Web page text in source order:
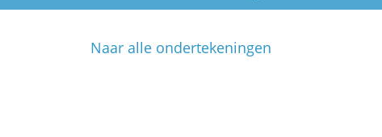
Naar alle ondertekeningen